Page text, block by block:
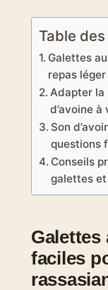
Table
Galettes
repas
Adapter la
d’avoine
Son
questions
Conseils
galettes
Galettes
faciles